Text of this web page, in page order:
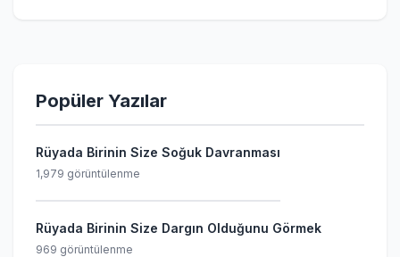
Popüler Yazılar
Rüyada Birinin Size Soğuk Davranması
1,979 görüntülenme
Rüyada Birinin Size Dargın Olduğunu Görmek
969 görüntülenme